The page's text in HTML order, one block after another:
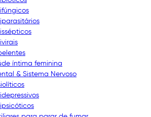
íntima feminina
& Sistema Nervoso